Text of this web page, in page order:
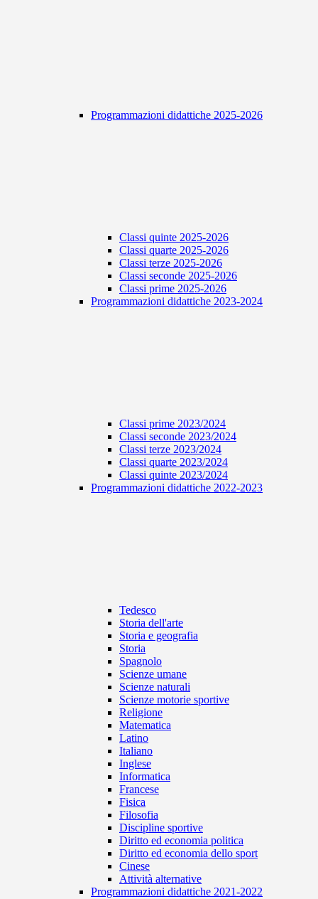
Programmazioni didattiche 2025-2026
Classi quinte 2025-2026
Classi quarte 2025-2026
Classi terze 2025-2026
Classi seconde 2025-2026
Classi prime 2025-2026
Programmazioni didattiche 2023-2024
Classi prime 2023/2024
Classi seconde 2023/2024
Classi terze 2023/2024
Classi quarte 2023/2024
Classi quinte 2023/2024
Programmazioni didattiche 2022-2023
Tedesco
Storia dell'arte
Storia e geografia
Storia
Spagnolo
Scienze umane
Scienze naturali
Scienze motorie sportive
Religione
Matematica
Latino
Italiano
Inglese
Informatica
Francese
Fisica
Filosofia
Discipline sportive
Diritto ed economia politica
Diritto ed economia dello sport
Cinese
Attività alternative
Programmazioni didattiche 2021-2022